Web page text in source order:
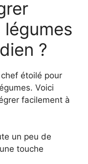
?
étoilé pour
Voici
facilement à
un peu de
touche